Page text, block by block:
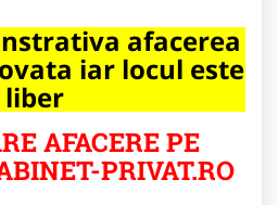
afacerea
iar locul este
liber
AFACERE PE
PRIVAT.RO